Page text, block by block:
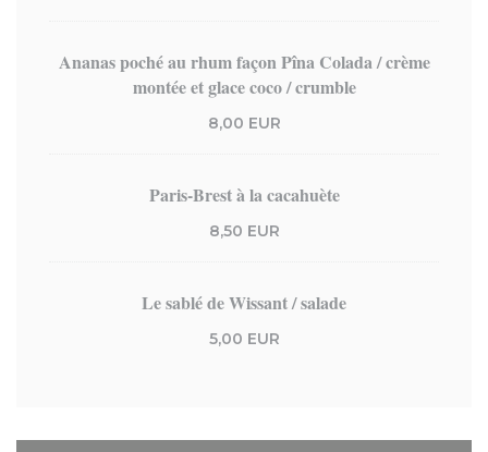
Ananas poché au rhum façon Pîna Colada / crème
montée et glace coco / crumble
8,00 EUR
Paris-Brest à la cacahuète
8,50 EUR
Le sablé de Wissant / salade
5,00 EUR